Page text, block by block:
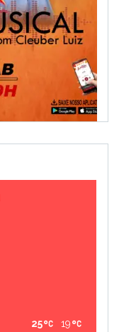
19
25